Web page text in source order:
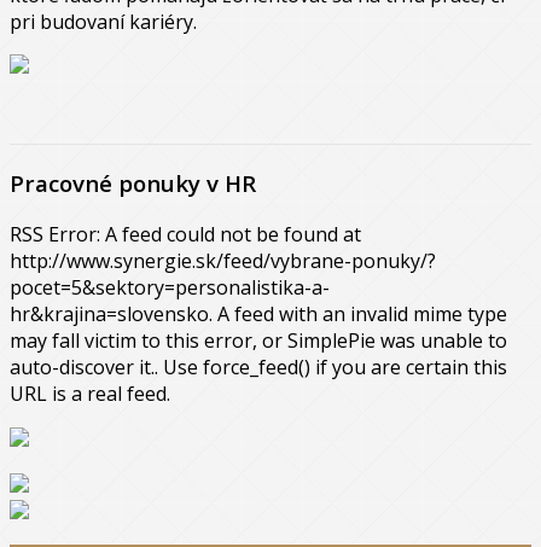
pri budovaní kariéry.
Pracovné ponuky v HR
RSS Error: A feed could not be found at
http://www.synergie.sk/feed/vybrane-ponuky/?
pocet=5&sektory=personalistika-a-
hr&krajina=slovensko. A feed with an invalid mime type
may fall victim to this error, or SimplePie was unable to
auto-discover it.. Use force_feed() if you are certain this
URL is a real feed.